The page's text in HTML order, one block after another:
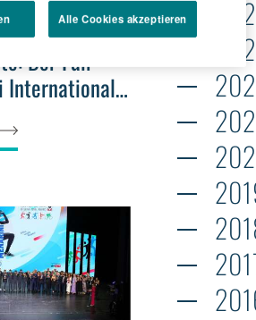
Der Fair
International
Alle Cookies akzeptieren